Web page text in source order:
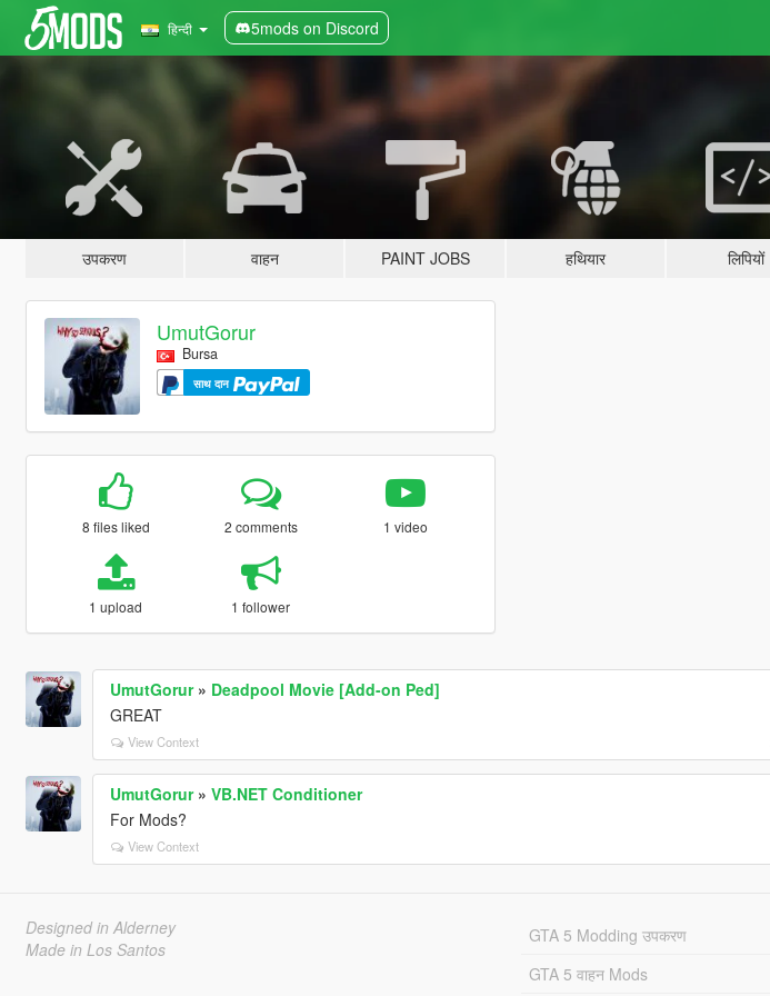
हिन्दी 5mods on Discord
उपकरण वाहन PAINT JOBS हथियार लिपियों
UmutGorur
Bursa
साथ दान
8 files liked 2 comments 1 video
1 upload 1 follower
UmutGorur» Deadpool Movie [Add-on Ped]
GREAT
View Context
UmutGorur» VB.NET Conditioner
For Mods?
View Context
Designed in Alderney
Made in Los Santos
GTA 5 Modding उपकरण
GTA 5 वाहन Mods